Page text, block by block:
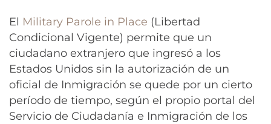
El Military Parole in Place (Libertad
Condicional Vigente) permite que un
ciudadano extranjero que ingresó a los
Estados Unidos sin la autorización de un
oficial de Inmigración se quede por un cierto
período de tiempo, según el propio portal del
Servicio de Ciudadanía e Inmigración de los